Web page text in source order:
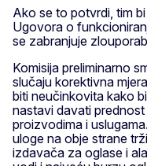
Ako se to potvrdi, tim
Ugovora o
se zabranjuje
Komisija preliminarno
slučaju korektivna
biti neučinkovita kako
nastavi davati
proizvodima i uslugama.
uloge na obje strane
izdavača za oglase i